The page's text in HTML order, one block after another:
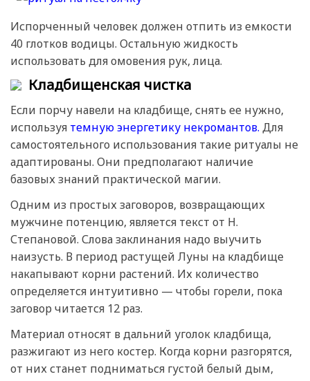
Испорченный человек должен отпить из емкости
40 глотков водицы. Остальную жидкость
использовать для омовения рук, лица.
Кладбищенская чистка
Если порчу навели на кладбище, снять ее нужно,
используя темную энергетику некромантов. Для
самостоятельного использования такие ритуалы не
адаптированы. Они предполагают наличие
базовых знаний практической магии.
Одним из простых заговоров, возвращающих
мужчине потенцию, является текст от Н.
Степановой. Слова заклинания надо выучить
наизусть. В период растущей Луны на кладбище
накапывают корни растений. Их количество
определяется интуитивно — чтобы горели, пока
заговор читается 12 раз.
Материал относят в дальний уголок кладбища,
разжигают из него костер. Когда корни разгорятся,
от них станет подниматься густой белый дым,